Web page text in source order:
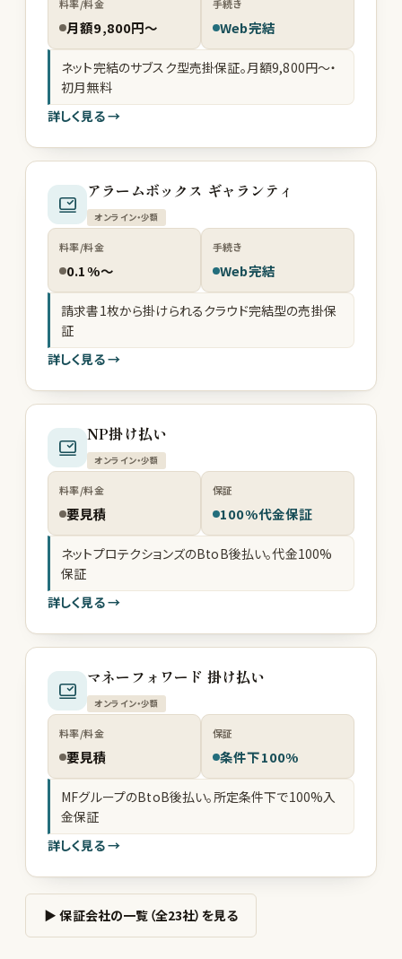
料率/料金
月額9,800円〜
手続き
Web完結
ネット完結のサブスク型売掛保証。月額9,800円〜・
初月無料
詳しく見る →
アラームボックス ギャランティ
オンライン・少額
料率/料金
0.1%〜
手続き
Web完結
請求書1枚から掛けられるクラウド完結型の売掛保
証
詳しく見る →
NP掛け払い
オンライン・少額
料率/料金
要見積
保証
100%代金保証
ネットプロテクションズのBtoB後払い。代金100%
保証
詳しく見る →
マネーフォワード 掛け払い
オンライン・少額
料率/料金
要見積
保証
条件下100%
MFグループのBtoB後払い。所定条件下で100%入
金保証
詳しく見る →
▶ 保証会社の一覧（全23社）を見る